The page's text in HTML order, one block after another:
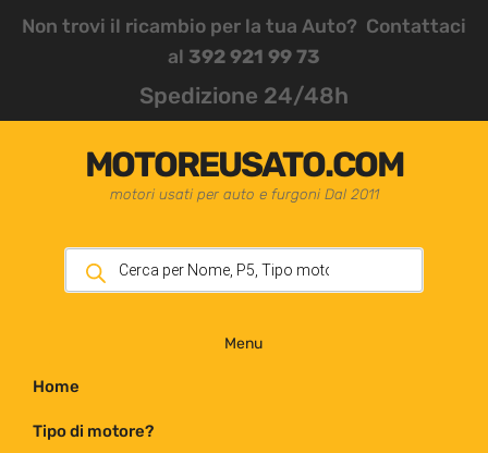
Non trovi il ricambio per la tua Auto? Contattaci
al 392 921 99 73
Spedizione 24/48h
MOTOREUSATO.COM
motori usati per auto e furgoni Dal 2011
Menu
Home
Tipo di motore?